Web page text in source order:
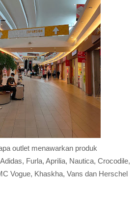
outlet menawarkan produk
Furla, Aprilia, Nautica, Crocodile,
Vogue, Khaskha, Vans dan Herschel